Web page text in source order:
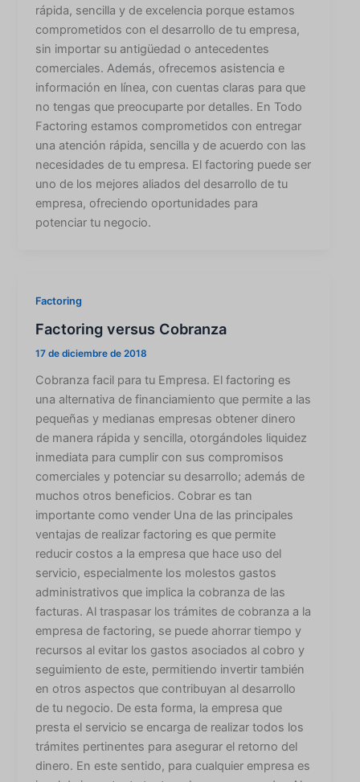
rápida, sencilla y de excelencia porque estamos
comprometidos con el desarrollo de tu empresa,
sin importar su antigüedad o antecedentes
comerciales. Además, ofrecemos asistencia e
información en línea, con cuentas claras para que
no tengas que preocuparte por detalles. En Todo
Factoring estamos comprometidos con entregar
una atención rápida, sencilla y de acuerdo con las
necesidades de tu empresa. El factoring puede ser
uno de los mejores aliados del desarrollo de tu
empresa, ofreciendo oportunidades para
potenciar tu negocio.
Factoring
Factoring versus Cobranza
17 de diciembre de 2018
Cobranza facil para tu Empresa. El factoring es
una alternativa de financiamiento que permite a las
pequeñas y medianas empresas obtener dinero
de manera rápida y sencilla, otorgándoles liquidez
inmediata para cumplir con sus compromisos
comerciales y potenciar su desarrollo; además de
muchos otros beneficios. Cobrar es tan
importante como vender Una de las principales
ventajas de realizar factoring es que permite
reducir costos a la empresa que hace uso del
servicio, especialmente los molestos gastos
administrativos que implica la cobranza de las
facturas. Al traspasar los trámites de cobranza a la
empresa de factoring, se puede ahorrar tiempo y
recursos al evitar los gastos asociados al cobro y
seguimiento de este, permitiendo invertir también
en otros aspectos que contribuyan al desarrollo
de tu negocio. De esta forma, la empresa que
presta el servicio se encarga de realizar todos los
trámites pertinentes para asegurar el retorno del
dinero. En este sentido, para cualquier empresa es